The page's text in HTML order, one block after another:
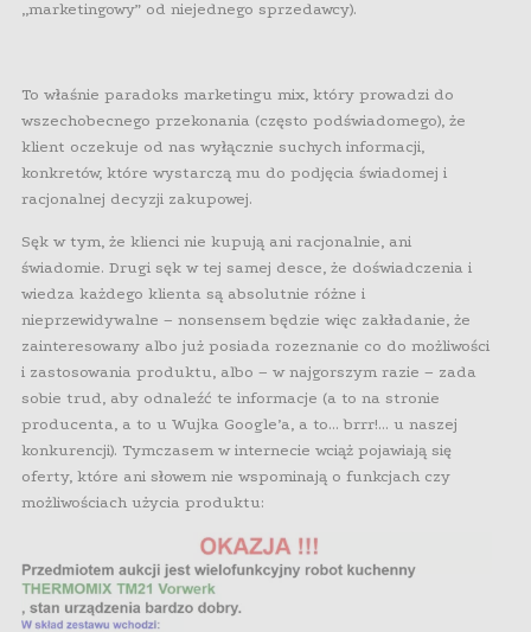
„marketingowy” od niejednego sprzedawcy).
To właśnie paradoks marketingu mix, który prowadzi do
wszechobecnego przekonania (często podświadomego), że
klient oczekuje od nas wyłącznie suchych informacji,
konkretów, które wystarczą mu do podjęcia świadomej i
racjonalnej decyzji zakupowej.
Sęk w tym, że klienci nie kupują ani racjonalnie, ani
świadomie. Drugi sęk w tej samej desce, że doświadczenia i
wiedza każdego klienta są absolutnie różne i
nieprzewidywalne – nonsensem będzie więc zakładanie, że
zainteresowany albo już posiada rozeznanie co do możliwości
i zastosowania produktu, albo – w najgorszym razie – zada
sobie trud, aby odnaleźć te informacje (a to na stronie
producenta, a to u Wujka Google’a, a to… brrr!… u naszej
konkurencji). Tymczasem w internecie wciąż pojawiają się
oferty, które ani słowem nie wspominają o funkcjach czy
możliwościach użycia produktu: